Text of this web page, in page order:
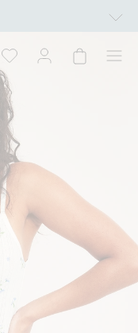
som inngår i tilbudet tom.
Kan ikke kombineres med